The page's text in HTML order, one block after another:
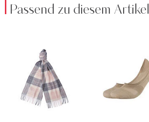
Passend zu diesem Artikel